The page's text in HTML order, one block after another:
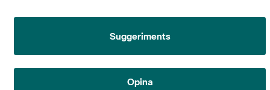
Suggeriments
Opina